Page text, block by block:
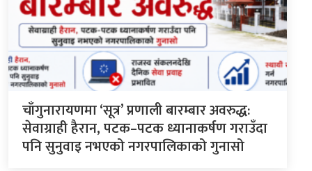
चाँगुनारायणमा ‘सूत्र’ प्रणाली बारम्बार अवरुद्ध:
सेवाग्राही हैरान, पटक–पटक ध्यानाकर्षण गराउँदा
पनि सुनुवाइ नभएको नगरपालिकाको गुनासो